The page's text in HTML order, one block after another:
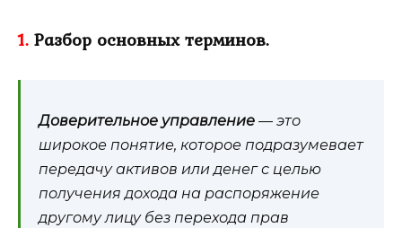
1. Разбор основных терминов.
Доверительное управление — это
широкое понятие, которое подразумевает
передачу активов или денег с целью
получения дохода на распоряжение
другому лицу без перехода прав